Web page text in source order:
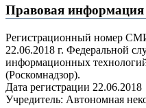
Правовая информация
Регистрационный номер
22.06.2018 г. Федеральной
информационных
(Роскомнадзор).
Дата регистрации 22.06.2018
Учредитель: Автономная